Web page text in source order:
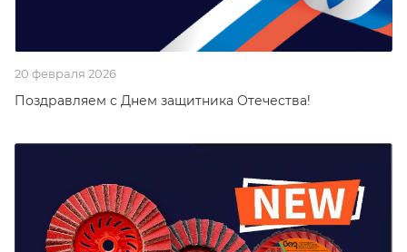
20 февраля 2026
Поздравляем с Днем защитника Отечества!